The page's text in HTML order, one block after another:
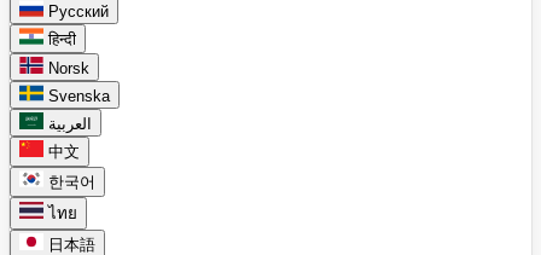
Русский
हिन्दी
Norsk
Svenska
العربية
中文
한국어
ไทย
日本語